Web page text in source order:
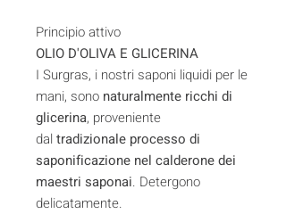
Principio attivo
OLIO D'OLIVA E GLICERINA
I Surgras, i nostri saponi liquidi per le
mani, sono naturalmente ricchi di
glicerina, proveniente
daltradizionale processo di
saponificazione nel calderone dei
maestri saponai. Detergono
delicatamente.